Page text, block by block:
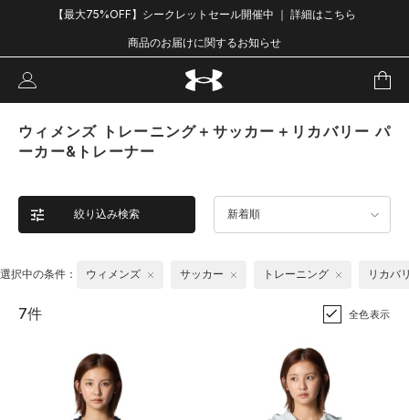
【最大75%OFF】シークレットセール開催中 ｜ 詳細はこちら
商品のお届けに関するお知らせ
ウィメンズ トレーニング＋サッカー＋リカバリー パ
ーカー&トレーナー
絞り込み検索 新着順
選択中の条件： ウィメンズ サッカー トレーニング リカバ
7件 全色表示